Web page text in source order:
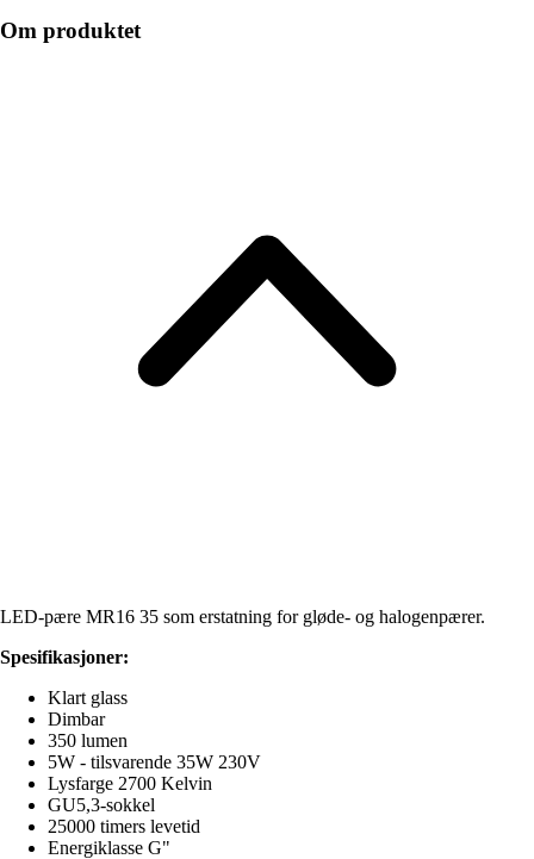
Om produktet
LED-pære MR16 35 som erstatning for gløde- og halogenpærer.
Spesifikasjoner:
Klart glass
Dimbar
350 lumen
5W - tilsvarende 35W 230V
Lysfarge 2700 Kelvin
GU5,3-sokkel
25000 timers levetid
Energiklasse G"